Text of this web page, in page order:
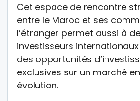
Cet espace de rencontre
entre le Maroc et ses
l’étranger permet aussi à
investisseurs
des opportunités
exclusives sur un marché
évolution.